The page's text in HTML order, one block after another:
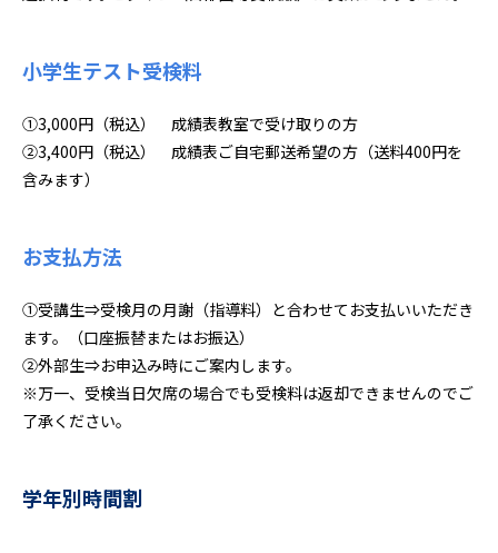
小学生テスト受検料
①3,000円（税込） 成績表教室で受け取りの方
②3,400円（税込） 成績表ご自宅郵送希望の方（送料400円を
含みます）
お支払方法
①受講生⇒受検月の月謝（指導料）と合わせてお支払いいただき
ます。（口座振替またはお振込）
②外部生⇒お申込み時にご案内します。
※万一、受検当日欠席の場合でも受検料は返却できませんのでご
了承ください。
学年別時間割